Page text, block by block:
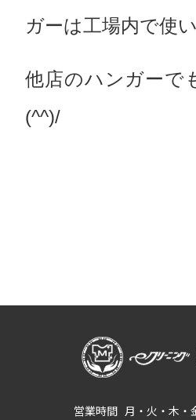
ガーは工場内で使い
他店のハンガーで
(^^)/
営業時間 月・火・木